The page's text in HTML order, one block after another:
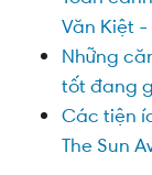
Văn Kiệt -
Những
tốt đang
Các tiện
The Sun